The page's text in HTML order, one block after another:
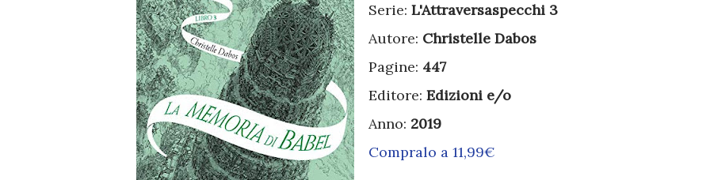
Serie: L'Attraversaspecchi 3
Autore: Christelle Dabos
Pagine: 447
Editore: Edizioni e/o
Anno: 2019
Compralo a 11,99€